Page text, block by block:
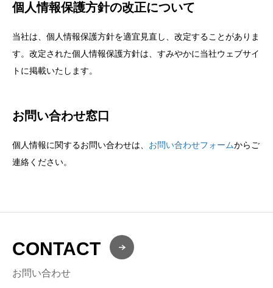
個人情報保護方針の改正について
当社は、個人情報保護方針を適宜見直し、改定することがありま
す。改定された個人情報保護方針は、すみやかに当社ウェブサイ
トに掲載いたします。
お問い合わせ窓口
個人情報に関するお問い合わせは、 お問い合わせフォームからご
連絡ください。
CONTACT
お問い合わせ